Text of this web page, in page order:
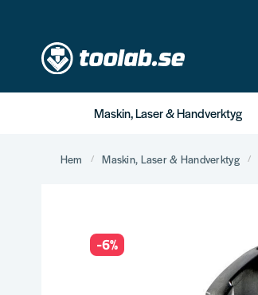
Maskin, Laser & Handverktyg
Hem Maskin, Laser & Handverktyg
-6%